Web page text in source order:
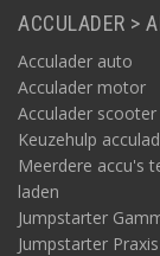
ACCULADER >
Acculader auto
Acculader motor
Acculader scooter
Keuzehulp
Meerdere accu's
laden
Jumpstarter
Jumpstarter Praxis